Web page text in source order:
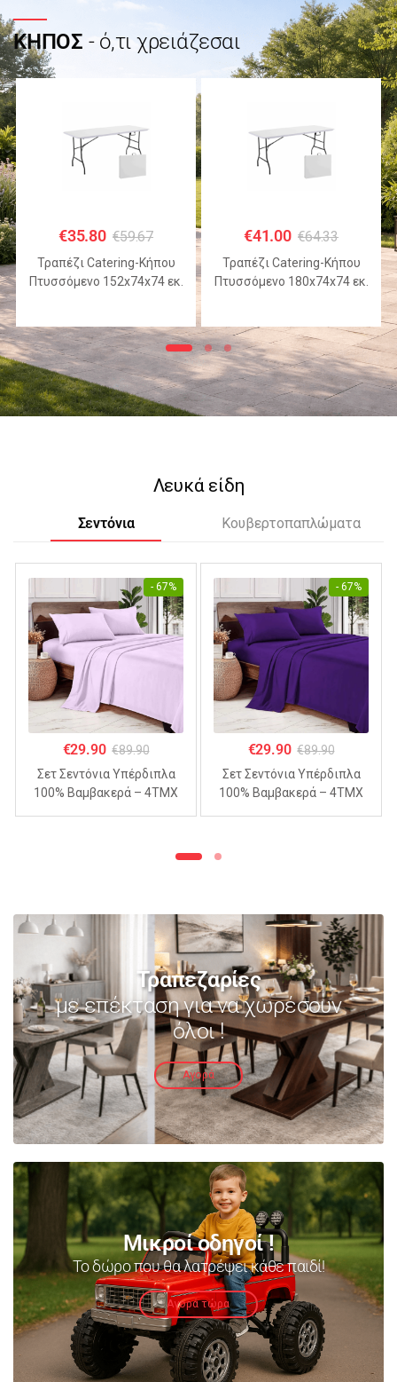
ΚΗΠΟΣ - ό,τι χρειάζεσαι
€35.80 €59.67
Τραπέζι Catering-Κήπου
Πτυσσόμενο 152x74x74 εκ.
€41.00 €64.33
Τραπέζι Catering-Κήπου
Πτυσσόμενο 180x74x74 εκ.
Λευκά είδη
Σεντόνια Κουβερτοπαπλώματα
- 67%
€29.90 €89.90
Σετ Σεντόνια Υπέρδιπλα
100% Βαμβακερά – 4ΤΜΧ
- 67%
€29.90 €89.90
Σετ Σεντόνια Υπέρδιπλα
100% Βαμβακερά – 4ΤΜΧ
Τραπεζαρίες
με επέκταση για να χωρέσουν
όλοι !
Αγορά
Μικροί οδηγοί !
Το δώρο που θα λατρέψει κάθε παιδί!
Αγορά τώρα